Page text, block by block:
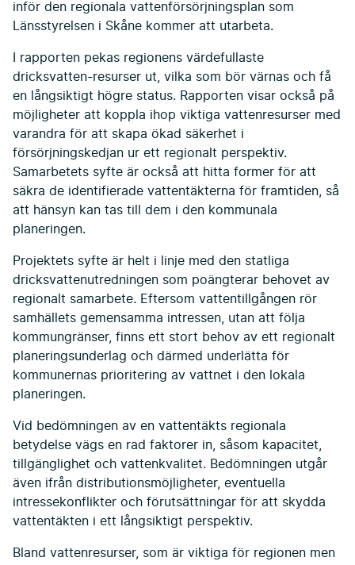
inför den regionala vattenförsörjningsplan som
Länsstyrelsen i Skåne kommer att utarbeta.
I rapporten pekas regionens värdefullaste
dricksvatten-resurser ut, vilka som bör värnas och få
en långsiktigt högre status. Rapporten visar också på
möjligheter att koppla ihop viktiga vattenresurser med
varandra för att skapa ökad säkerhet i
försörjningskedjan ur ett regionalt perspektiv.
Samarbetets syfte är också att hitta former för att
säkra de identifierade vattentäkterna för framtiden, så
att hänsyn kan tas till dem i den kommunala
planeringen.
Projektets syfte är helt i linje med den statliga
dricksvattenutredningen som poängterar behovet av
regionalt samarbete. Eftersom vattentillgången rör
samhällets gemensamma intressen, utan att följa
kommungränser, finns ett stort behov av ett regionalt
planeringsunderlag och därmed underlätta för
kommunernas prioritering av vattnet i den lokala
planeringen.
Vid bedömningen av en vattentäkts regionala
betydelse vägs en rad faktorer in, såsom kapacitet,
tillgänglighet och vattenkvalitet. Bedömningen utgår
även ifrån distributionsmöjligheter, eventuella
intressekonflikter och förutsättningar för att skydda
vattentäkten i ett långsiktigt perspektiv.
Bland vattenresurser, som är viktiga för regionen men